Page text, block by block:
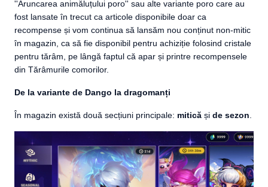
''Aruncarea animăluțului poro'' sau alte variante poro care au
fost lansate în trecut ca articole disponibile doar ca
recompense și vom continua să lansăm nou conținut non-mitic
în magazin, ca să fie disponibil pentru achiziție folosind cristale
pentru tărâm, pe lângă faptul că apar și printre recompensele
din Tărâmurile comorilor.
De la variante de Dango la dragomanți
În magazin există două secțiuni principale: mitică și de sezon